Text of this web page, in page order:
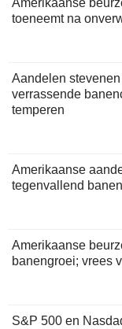
Amerikaanse
toeneemt na
Aandelen
verrassende
temperen
Amerikaanse
tegenvallend
Amerikaanse
banengroei; vrees
S&P 500 en